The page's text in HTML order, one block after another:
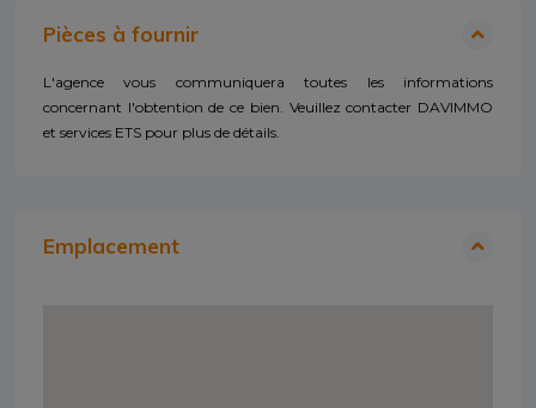
Pièces à fournir
L'agence vous communiquera toutes les informations
concernant l'obtention de ce bien. Veuillez contacter DAVIMMO
et services ETS pour plus de détails.
Emplacement